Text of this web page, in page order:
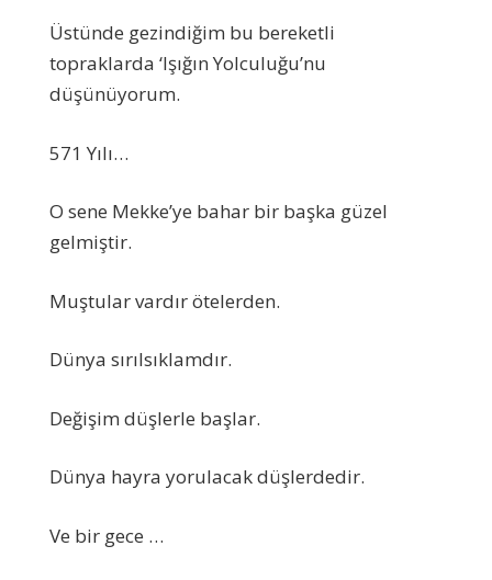
Üstünde gezindiğim bu bereketli
topraklarda ‘Işığın Yolculuğu’nu
düşünüyorum.
571 Yılı…
O sene Mekke’ye bahar bir başka güzel
gelmiştir.
Muştular vardır ötelerden.
Dünya sırılsıklamdır.
Değişim düşlerle başlar.
Dünya hayra yorulacak düşlerdedir.
Ve bir gece …